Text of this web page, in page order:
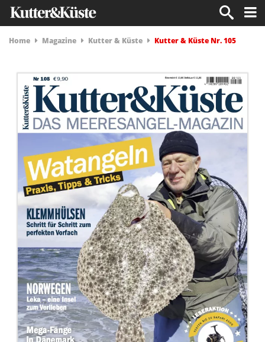
Home Magazine Kutter & Küste Kutter & Küste Nr. 105